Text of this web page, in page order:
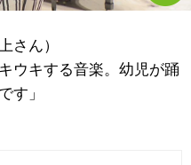
さん）
ウキする音楽。幼児が踊
す」